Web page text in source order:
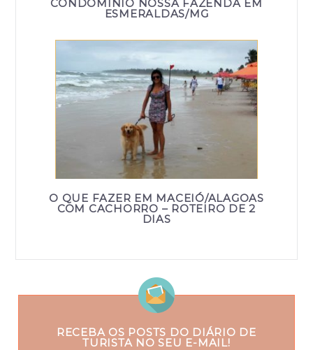
CONDOMÍNIO NOSSA FAZENDA EM
ESMERALDAS/MG
O QUE FAZER EM MACEIÓ/ALAGOAS
COM CACHORRO – ROTEIRO DE 2
DIAS
RECEBA OS POSTS DO DIÁRIO DE
TURISTA NO SEU E-MAIL!